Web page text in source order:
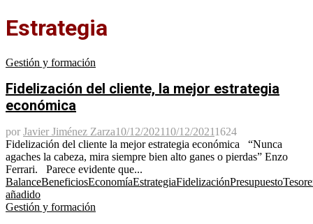
Estrategia
Gestión y formación
Fidelización del cliente, la mejor estrategia
económica
por Javier Jiménez Zarza10/12/202110/12/20211624
Fidelización del cliente la mejor estrategia económica “Nunca
agaches la cabeza, mira siempre bien alto ganes o pierdas” Enzo
Ferrari. Parece evidente que...
BalanceBeneficiosEconomíaEstrategiaFidelizaciónPresupuesto
añadido
Gestión y formación